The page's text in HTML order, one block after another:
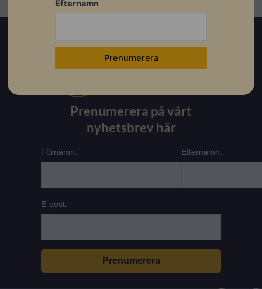
Prenumerera på vårt
nyhetsbrev här
Förnamn: Efternamn:
E-post:
Efternamn